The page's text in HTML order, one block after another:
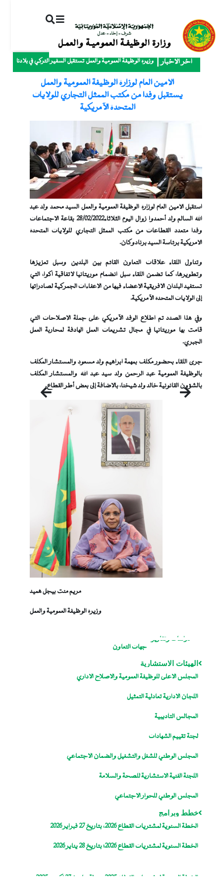
آخر الأخبار وزيرة الوظيفة العمومية والعمل تستقبل السفير التركي في بلادنا
الأمين العام لوزارة الوظيفة العمومية والعمل
يستقبل وفدا من مكتب الممثل التجاري للولايات
المتحدة الآمريكية
استقبل الأمين العام لوزارة الوظيفة العمومية والعمل السيد محمد ولد عبد
الله السالم ولد أحمدوا زوال اليوم الثلاثاء28/02/2022 بقاعة الاجتماعات
وفدا متعدد القطاعات من مكتب الممثل التجاري للولايات المتحدة
الأمريكية برئاسة السيد برنادوكان.
وتناول اللقاء علاقات التعاون القائم بين البلدين وسبل تعزيزها
وتطويرها، كما تضمن اللقاء سبل انضمام موريتانيا لاتفاقية آكوا، التي
تستفيد البلدان الافريقية الأعضاء فيها من الإعفاءات الجمركية لصادراتها
إلى الولايات المتحدة الآمريكية.
وفي هذا الصدد تم اطلاع الوفد الآمريكي على جملة الإصلاحات التي
قامت بها موريتانيا في مجال تشريعات العمل الهادفة لمحاربة العمل
الجبري.
جرى اللقاء بحضور مكلف بمهمة ابراهيم ولد مسعود والمستشار المكلف
بالوظيفة العمومية عبد الرحمن ولد سيد عبد الله والمستشار المكلف
بالشؤون القانونية خالد ولد شيخنا، بالإضافة إلى بعض أطر القطاع.
السابق التالي
مريم منت بيجل هميد
وزيرة الوظيفة العمومية والعمل
دراسات وتقارير
جهات التعاون
الهيئات الاستشارية
المجلس الاعلى للوظيفة العمومية والاصلاح الاداري
اللجان الإدارية تعادلية التمثيل
المجالس التأديبية
لجنة تقييم الشهادات
المجلس الوطني للشغل والتشغيل والضمان الاجتماعي
اللجنة الفنية الاستشارية للصحة والسلامة
المجلس الوطني للحوار الاجتماعي
خطط وبرامج
الخطة السنوية لمشتريات القطاع 2026، بتاريخ 27 فبراير 2026
الخطة السنوية لمشتريات القطاع 2026؛ بتاريخ 28 يناير 2026
الخطة السنوية لمشتريات القطاع 2025، معدلة بتاريخ 27 اكتوبر 2025